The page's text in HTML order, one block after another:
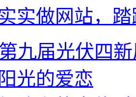
实做网站，
九届光伏四
光的爱恋